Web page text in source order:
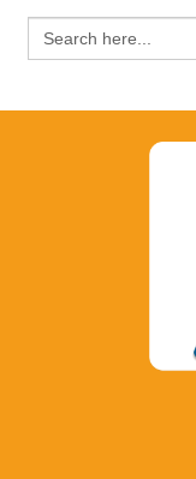
Search
Search
for: